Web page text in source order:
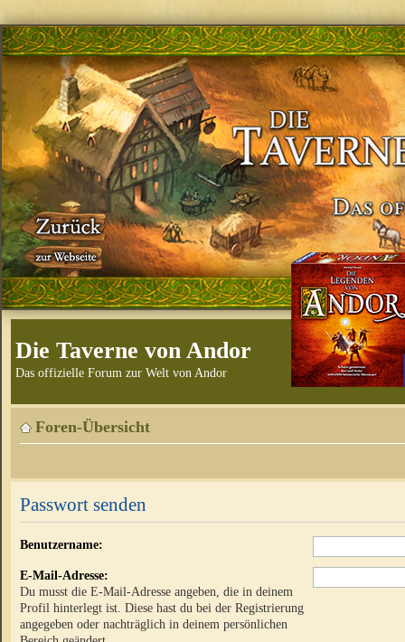
Die Taverne von Andor
Das offizielle Forum zur Welt von Andor
Foren-Übersicht
Passwort senden
Benutzername:
E-Mail-Adresse:
Du musst die E-Mail-Adresse angeben, die in deinem
Profil hinterlegt ist. Diese hast du bei der Registrierung
angegeben oder nachträglich in deinem persönlichen